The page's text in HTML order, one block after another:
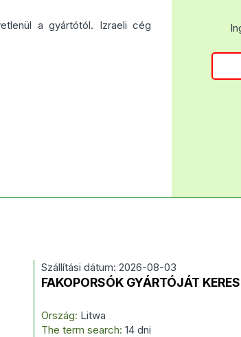
a gyártótól. Izraeli cég
Szállítási dátum: 2026-08-03
FAKOPORSÓK GYÁRTÓJÁT
Ország: Litwa
The term search: 14 dni